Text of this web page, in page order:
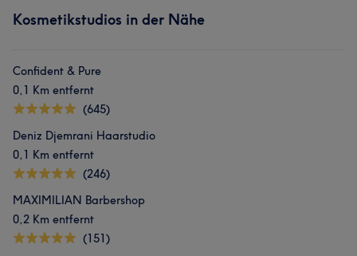
Kosmetikstudios in der Nähe
Confident & Pure
0,1 Km entfernt
(645)
Deniz Djemrani Haarstudio
0,1 Km entfernt
(246)
MAXIMILIAN Barbershop
0,2 Km entfernt
(151)